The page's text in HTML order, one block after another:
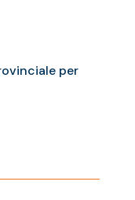
per